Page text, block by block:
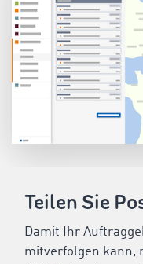
Teilen Sie
Damit Ihr
mitverfolgen kann,